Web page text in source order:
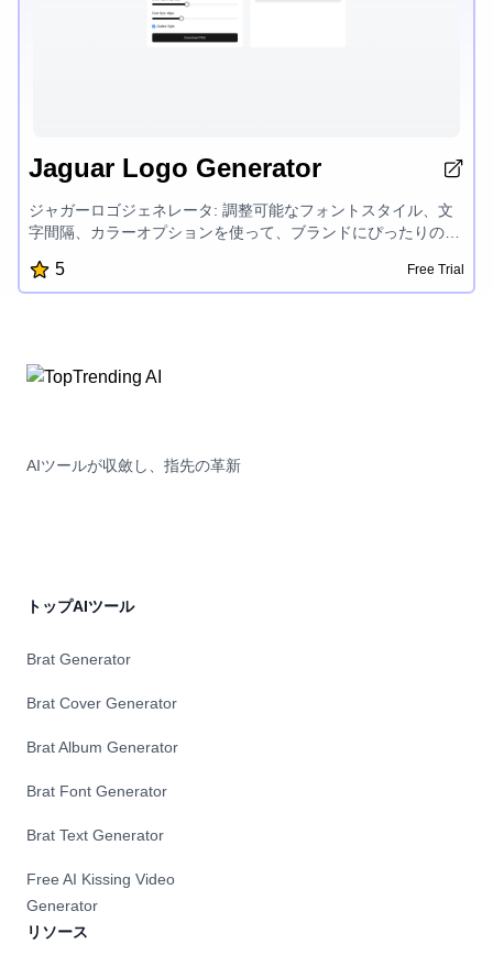
Jaguar Logo Generator
ジャガーロゴジェネレータ: 調整可能なフォントスタイル、文
字間隔、カラーオプションを使って、ブランドにぴったりの洗
インをダウンロードし、ブランディング素材に簡単に使えま
す。
5 Free Trial
AIツールが収斂し、指先の革新
トップAIツール
Brat Generator
Brat Cover Generator
Brat Album Generator
Brat Font Generator
Brat Text Generator
Free AI Kissing Video
Generator
リソース